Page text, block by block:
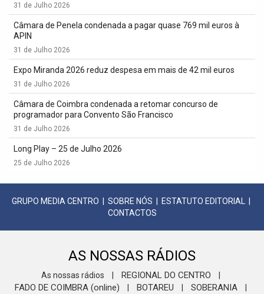
31 de Julho 2026
Câmara de Penela condenada a pagar quase 769 mil euros à
APIN
31 de Julho 2026
Expo Miranda 2026 reduz despesa em mais de 42 mil euros
31 de Julho 2026
Câmara de Coimbra condenada a retomar concurso de
programador para Convento São Francisco
31 de Julho 2026
Long Play – 25 de Julho 2026
25 de Julho 2026
GRUPO MEDIA CENTRO SOBRE NÓS ESTATUTO EDITORIAL
CONTACTOS
AS NOSSAS RÁDIOS
As nossas rádios REGIONAL DO CENTRO
FADO DE COIMBRA (online) BOTAREU SOBERANIA